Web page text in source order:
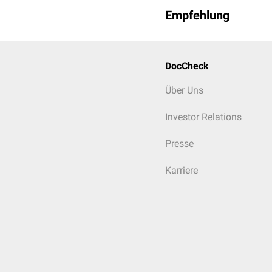
Empfehlung
DocCheck
Über Uns
Investor Relations
Presse
Karriere